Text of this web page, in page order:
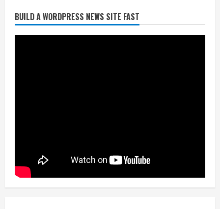
BUILD A WORDPRESS NEWS SITE FAST
निर्धारित मानक व नियम का बारीकी से किया
जाएगा परीक्षण, तब कार्रवाई
निजीविशेषज्ञों की रिपोर्ट पर भी मिलेगा
July 24, 2026